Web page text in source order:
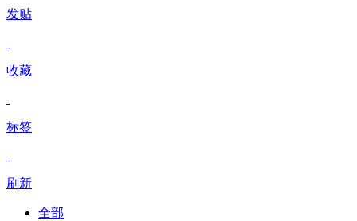
发贴
收藏
标签
刷新
全部